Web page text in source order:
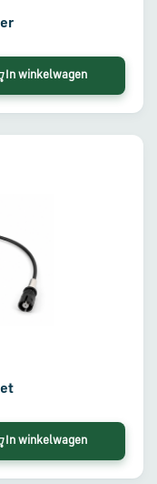
In winkelwagen
In winkelwagen